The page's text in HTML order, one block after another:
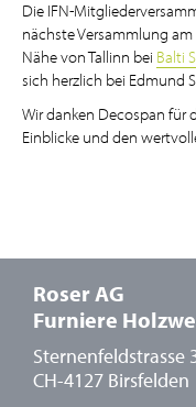
Die IFN-
nächste Versammlung
Nähe von Tallinn bei Balti
sich herzlich bei Edmund
Wir danken Decospan für
Einblicke und den
Roser AG
Furniere
Sternenfeldstrasse
CH-4127 Birsfelden